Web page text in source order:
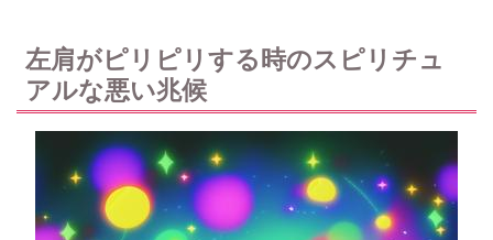
左肩がピリピリする時のスピリチュ
アルな悪い兆候